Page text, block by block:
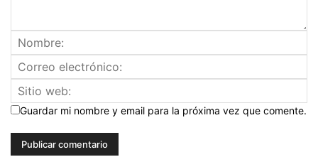
Guardar mi nombre y email para la próxima vez que comente.